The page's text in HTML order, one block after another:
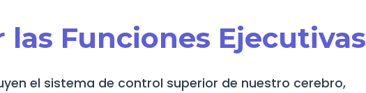
las Funciones Ejecutivas
el sistema de control superior de nuestro cerebro,